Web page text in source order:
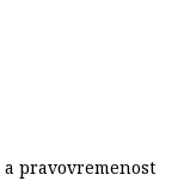
a pravovremenost